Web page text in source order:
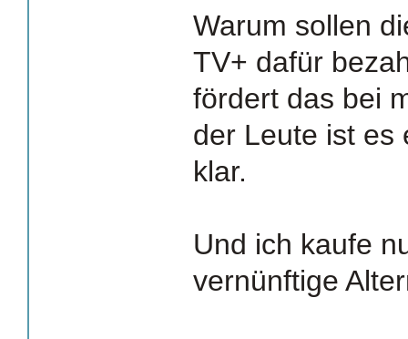
Warum sollen
TV+ dafür
fördert das bei
der Leute ist es
klar.
Und ich kaufe
vernünftige